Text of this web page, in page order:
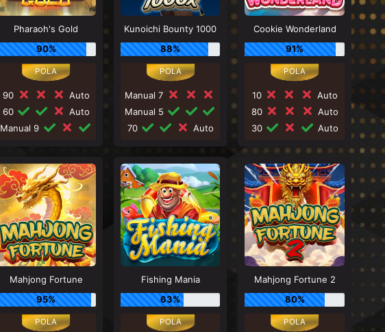
Pharaoh's Gold
90%
90
Auto
60
Auto
Manual 9
Kunoichi Bounty 1000
88%
Manual 7
Manual 5
70
Auto
Cookie Wonderland
91%
10
Auto
80
Auto
30
Auto
Mahjong Fortune
95%
Fishing Mania
63%
Mahjong Fortune 2
80%